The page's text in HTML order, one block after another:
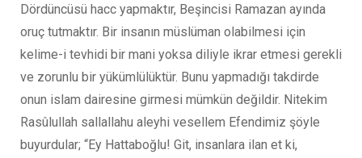
Dördüncüsü hacc yapmaktır, Beşincisi Ramazan ayında
oruç tutmaktır. Bir insanın müslüman olabilmesi için
kelime-i tevhidi bir mani yoksa diliyle ikrar etmesi gerekli
ve zorunlu bir yükümlülüktür. Bunu yapmadığı takdirde
onun islam dairesine girmesi mümkün değildir. Nitekim
Rasûlullah sallallahu aleyhi vesellem Efendimiz şöyle
buyurdular; “Ey Hattaboğlu! Git, insanlara ilan et ki,